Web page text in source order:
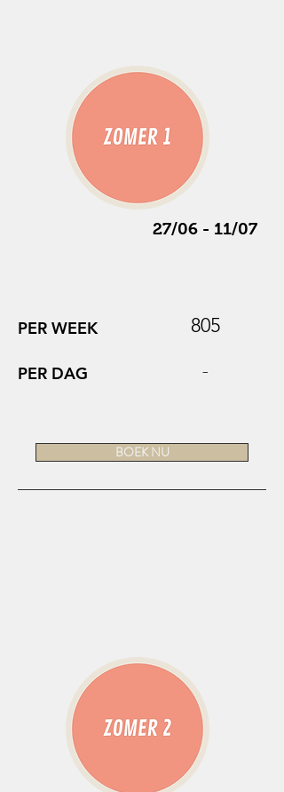
27/06 - 11/07
PER WEEK
PER DAG
805
-
BOEK NU